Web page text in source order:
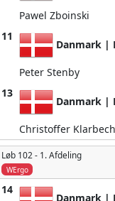
Pawel Zboinski
11
Danmark |
Peter Stenby
13
Danmark |
Christoffer
Løb 102 - 1. Afdeling
WErgo
14
Danmark |